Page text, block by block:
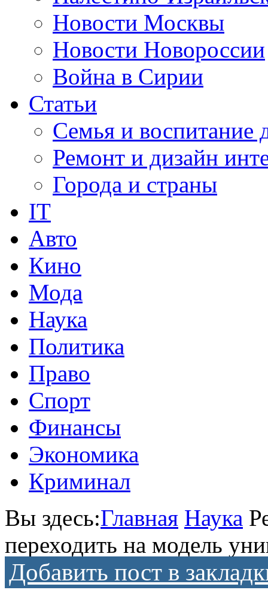
Новости Москвы
Новости Новороссии
Война в Сирии
Статьи
Семья и воспитание
Ремонт и дизайн
Города и страны
IT
Авто
Кино
Мода
Наука
Политика
Право
Спорт
Финансы
Экономика
Криминал
Вы здесь:Главная Наука
переходить на модель
Добавить пост в